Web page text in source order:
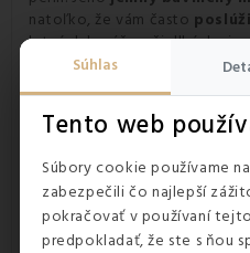
Súhlas
Tento web
Súbory cookie používame
zabezpečili čo najlepší
pokračovať v používaní
predpokladať, že ste s ňou
natoľko, že vám často
letných horúčav, či dlhých